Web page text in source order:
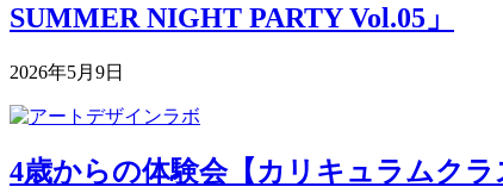
SUMMER NIGHT PARTY Vol.05」
2026年5月9日
4歳からの体験会【カリキュラムクラ